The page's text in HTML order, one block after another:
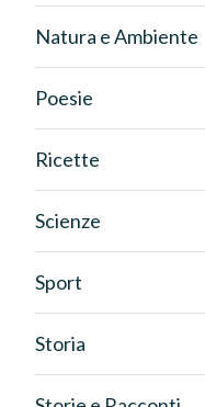
Natura e Ambiente
Poesie
Ricette
Scienze
Sport
Storia